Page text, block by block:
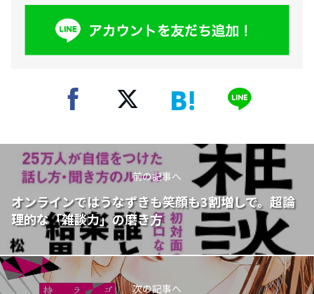
前の記事へ
オンラインではうなずきも笑顔も3割増しで。超論
理的な「雑談力」の磨き方
次の記事へ